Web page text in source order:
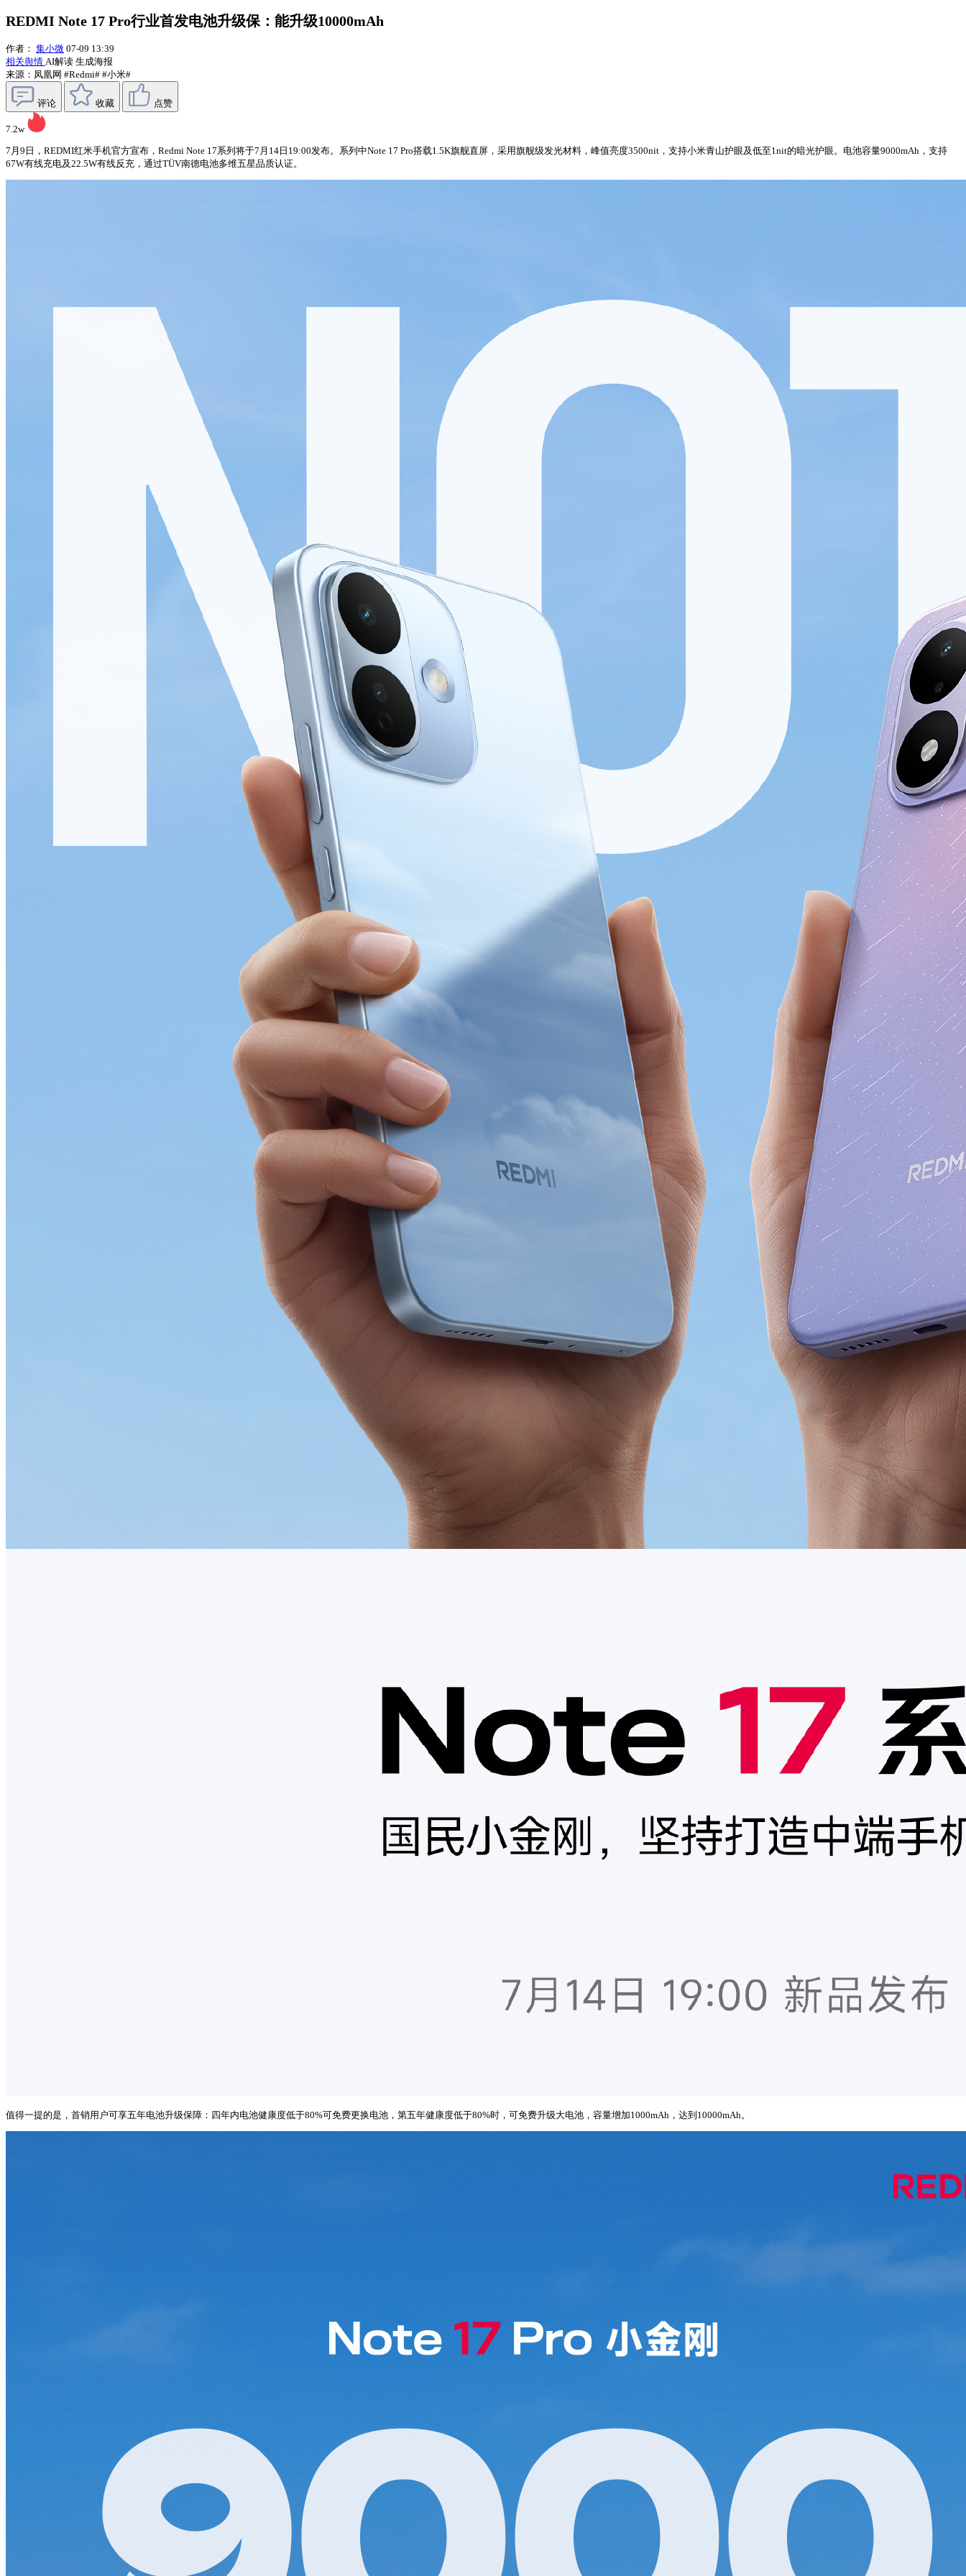
REDMI Note 17 Pro行业首发电池升级保：能升级10000mAh
作者： 集小微 07-09 13:39
相关舆情 AI解读 生成海报
来源：凤凰网 #Redmi# #小米#
评论 收藏 点赞
7.2w
7月9日，REDMI红米手机官方宣布，Redmi Note 17系列将于7月14日19:00发布。系列中Note 17 Pro搭载1.5K旗舰直屏，采用旗舰级发光材料，峰值亮度3500nit，支持小米青山护眼及低至1nit的暗光护眼。电池容量9000mAh，支持
67W有线充电及22.5W有线反充，通过TÜV南德电池多维五星品质认证。
值得一提的是，首销用户可享五年电池升级保障：四年内电池健康度低于80%可免费更换电池，第五年健康度低于80%时，可免费升级大电池，容量增加1000mAh，达到10000mAh。